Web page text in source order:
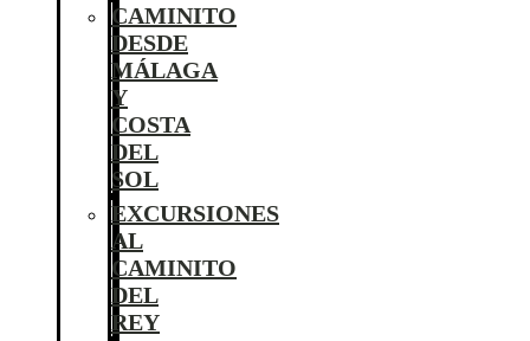
CAMINITO
DESDE
MÁLAGA
Y
COSTA
DEL
SOL
EXCURSIONES
AL
CAMINITO
DEL
REY